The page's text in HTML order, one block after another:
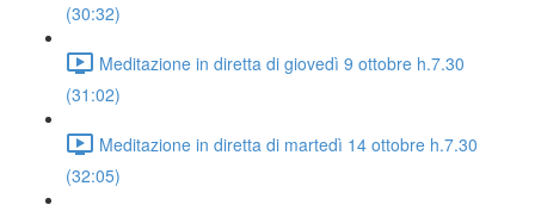
(30:32)
Meditazione in diretta di giovedì 9 ottobre h.7.30
(31:02)
Meditazione in diretta di martedì 14 ottobre h.7.30
(32:05)